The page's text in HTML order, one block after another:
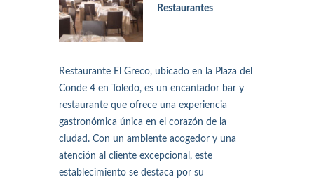
Restaurantes
Restaurante El Greco, ubicado en la Plaza del
Conde 4 en Toledo, es un encantador bar y
restaurante que ofrece una experiencia
gastronómica única en el corazón de la
ciudad. Con un ambiente acogedor y una
atención al cliente excepcional, este
establecimiento se destaca por su